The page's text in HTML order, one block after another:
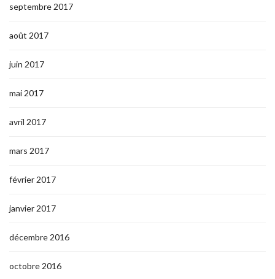
septembre 2017
août 2017
juin 2017
mai 2017
avril 2017
mars 2017
février 2017
janvier 2017
décembre 2016
octobre 2016